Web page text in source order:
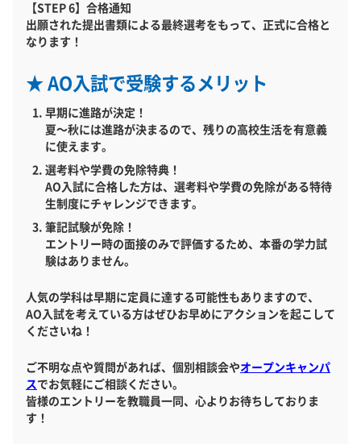
【STEP 6】合格通知
出願された提出書類による最終選考をもって、正式に合格と
なります！
★ AO入試で受験するメリット
早期に進路が決定！
夏～秋には進路が決まるので、残りの高校生活を有意義
に使えます。
選考料や学費の免除特典！
AO入試に合格した方は、選考料や学費の免除がある特待
生制度にチャレンジできます。
筆記試験が免除！
エントリー時の面接のみで評価するため、本番の学力試
験はありません。
人気の学科は早期に定員に達する可能性もありますので、
AO入試を考えている方はぜひお早めにアクションを起こして
くださいね！
ご不明な点や質問があれば、個別相談会やオープンキャンパ
スでお気軽にご相談ください。
皆様のエントリーを教職員一同、心よりお待ちしておりま
す！